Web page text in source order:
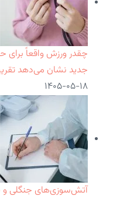
چقدر ورزش واقعاً برای
جدید نشان می‌دهد تقریباً ۹ تا ۱۰ ساعت در
۱۴۰۵-۰۵-۱۸
آتش‌سوزی‌های جنگلی و